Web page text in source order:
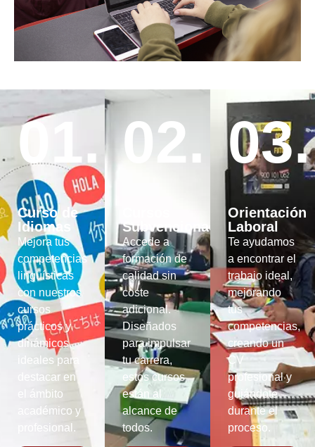
01.
Curso de
Idiomas
Mejora tus
competencias
lingüísticas
con nuestros
cursos
prácticos y
dinámicos,
ideales para
destacar en
el ámbito
académico y
profesional.
02.
Subvencionados
Accede a
formación de
calidad sin
coste
adicional.
Diseñados
para impulsar
tu carrera,
estos cursos
están al
alcance de
todos.
03.
Orientación
Laboral
Te ayudamos
a encontrar el
trabajo ideal,
mejorando
tus
competencias,
creando un
CV
profesional y
guiándote
durante el
proceso.